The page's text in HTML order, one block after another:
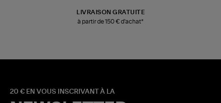
LIVRAISON GRATUITE
à partir de 150 € d'achat*
20 € EN VOUS INSCRIVANT À LA